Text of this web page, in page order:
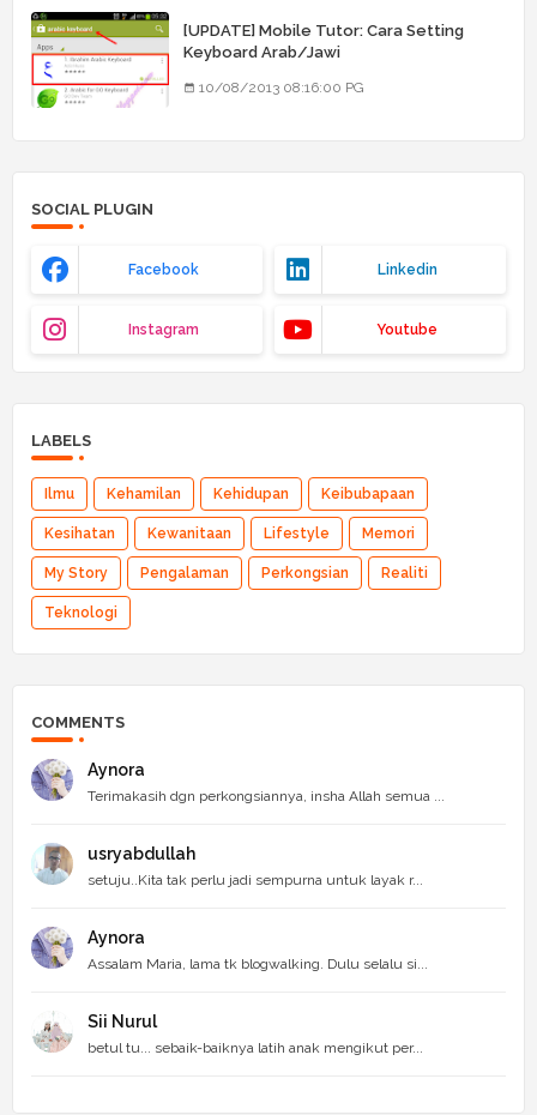
[UPDATE] Mobile Tutor: Cara Setting
Keyboard Arab/Jawi
10/08/2013 08:16:00 PG
SOCIAL PLUGIN
Facebook Linkedin
Instagram Youtube
LABELS
Ilmu Kehamilan Kehidupan Keibubapaan
Kesihatan Kewanitaan Lifestyle Memori
My Story Pengalaman Perkongsian Realiti
Teknologi
COMMENTS
Aynora
Terimakasih dgn perkongsiannya, insha Allah semua ...
usryabdullah
setuju..Kita tak perlu jadi sempurna untuk layak r...
Aynora
Assalam Maria, lama tk blogwalking. Dulu selalu si...
Sii Nurul
betul tu... sebaik-baiknya latih anak mengikut per...